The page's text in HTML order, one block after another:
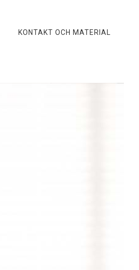
KONTAKT OCH MATERIAL